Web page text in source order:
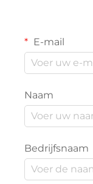
E-mail
Naam
Bedrijfsnaam